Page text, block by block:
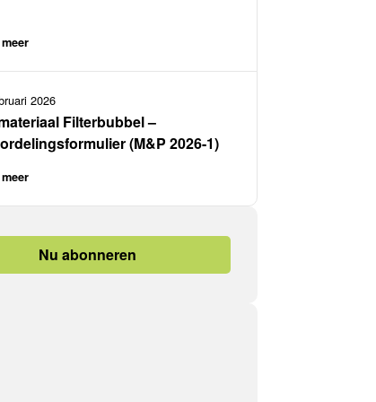
2026
Filterbubbel –
(M&P 2026-1)
Nu abonneren